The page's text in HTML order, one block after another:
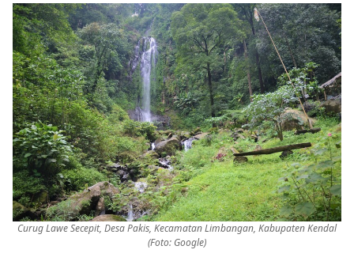
Curug Lawe Secepit, Desa Pakis, Kecamatan Limbangan, Kabupaten Kendal
(Foto: Google)